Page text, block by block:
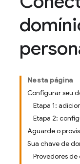
Nesta página
Configurar seu
Etapa 1:
Etapa 2:
Aguarde o
Sua chave de
Provedores